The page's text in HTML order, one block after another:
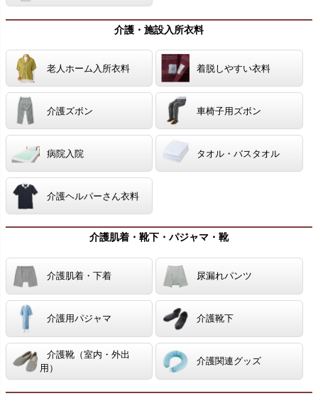
介護・施設入所衣料
老人ホーム入所衣料 着脱しやすい衣料
介護ズボン 車椅子用ズボン
病院入院 タオル・バスタオル
介護ヘルパーさん衣料
介護肌着・靴下・パジャマ・靴
介護肌着・下着 尿漏れパンツ
介護用パジャマ 介護靴下
介護靴（室内・外出
用）
介護関連グッズ